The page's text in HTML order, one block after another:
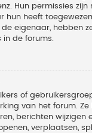
Hun permissies
hun heeft
eigenaar, hebben
in de forums.
of
van het forum. Ze
berichten wijzigen
verplaatsen,